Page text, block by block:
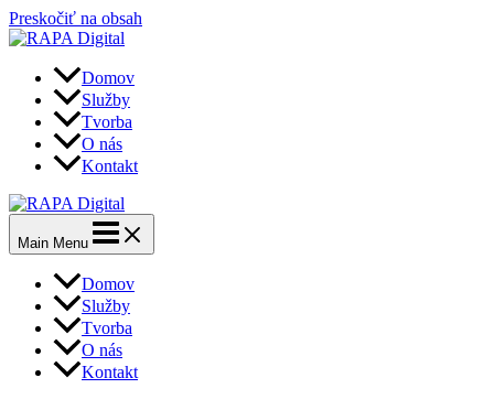
Preskočiť na obsah
Domov
Služby
Tvorba
O nás
Kontakt
Main Menu
Domov
Služby
Tvorba
O nás
Kontakt